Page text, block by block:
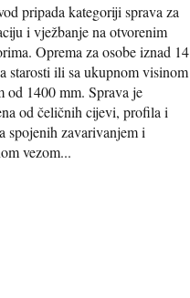
pripada kategoriji sprava za
i vježbanje na otvorenim
Oprema za osobe iznad 14
starosti ili sa ukupnom visinom
od 1400 mm. Sprava je
od čeličnih cijevi, profila i
spojenih zavarivanjem i
vezom...